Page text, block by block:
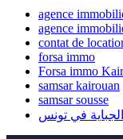
agence
agence
contat de
forsa immo
Forsa immo
samsar kairouan
samsar sousse
الجباية في تونس